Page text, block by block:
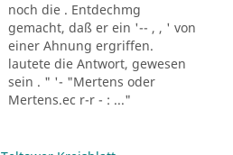
noch die . Entdechmg
gemacht, daß er ein '-- , , ' von
einer Ahnung ergriffen.
lautete die Antwort, gewesen
sein . " '- "Mertens oder
Mertens.ec r-r - : ..."